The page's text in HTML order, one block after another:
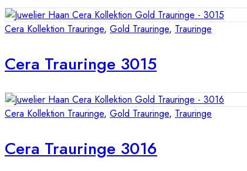
Cera Kollektion Trauringe, Gold Trauringe, Trauringe
Cera Trauringe 3015
Cera Kollektion Trauringe, Gold Trauringe, Trauringe
Cera Trauringe 3016